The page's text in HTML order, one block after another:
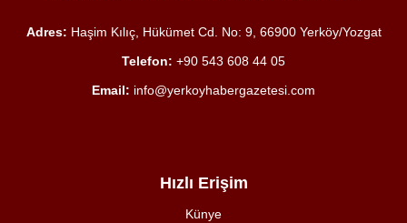
Adres: Haşim Kılıç, Hükümet Cd. No: 9, 66900 Yerköy/Yozgat
Telefon: +90 543 608 44 05
Email: info@yerkoyhabergazetesi.com
Hızlı Erişim
Künye